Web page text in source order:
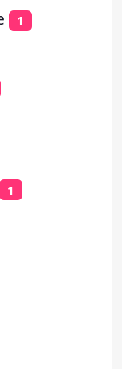
1
1